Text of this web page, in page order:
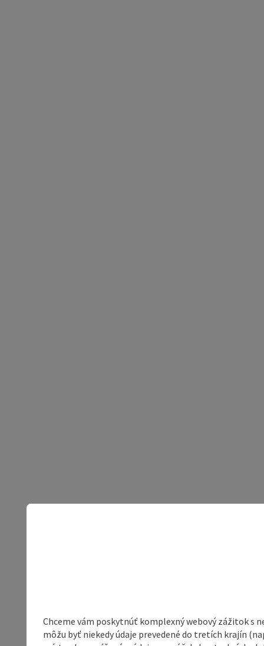
Chceme vám poskytnúť komplexný webový zážitok s
môžu byť niekedy údaje prevedené do tretích krajín